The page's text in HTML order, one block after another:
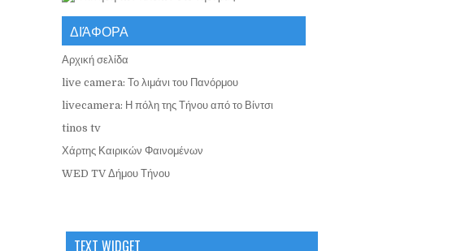
ΔΙΆΦΟΡΑ
Αρχική σελίδα
live camera: Το λιμάνι του Πανόρμου
livecamera: Η πόλη της Τήνου από το Βίντσι
tinos tv
Χάρτης Καιρικών Φαινομένων
WED TV Δήμου Τήνου
TEXT WIDGET